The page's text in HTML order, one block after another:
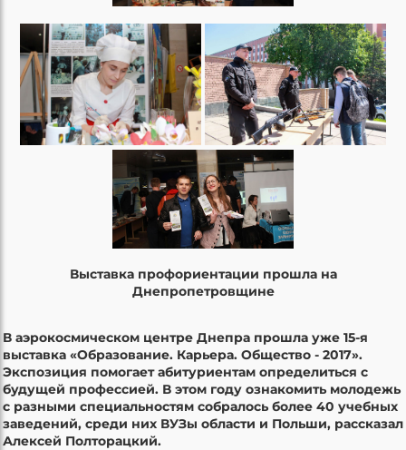
Выставка профориентации прошла на
Днепропетровщине
В аэрокосмическом центре Днепра прошла уже 15-я
выставка «Образование. Карьера. Общество - 2017».
Экспозиция помогает абитуриентам определиться с
будущей профессией. В этом году ознакомить молодежь
с разными специальностям собралось более 40 учебных
заведений, среди них ВУЗы области и Польши, рассказал
Алексей Полторацкий.